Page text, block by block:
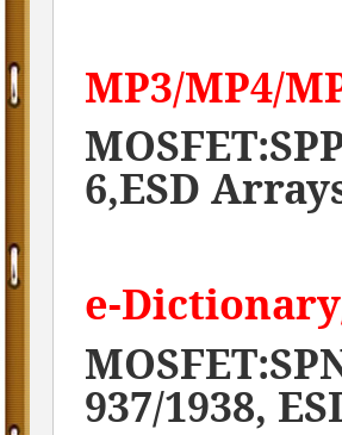
MP3/MP4/
6,ESD
e-
937/1938,